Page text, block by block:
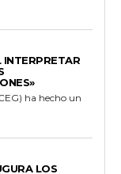
INTERPRETAR
ha hecho un
LOS